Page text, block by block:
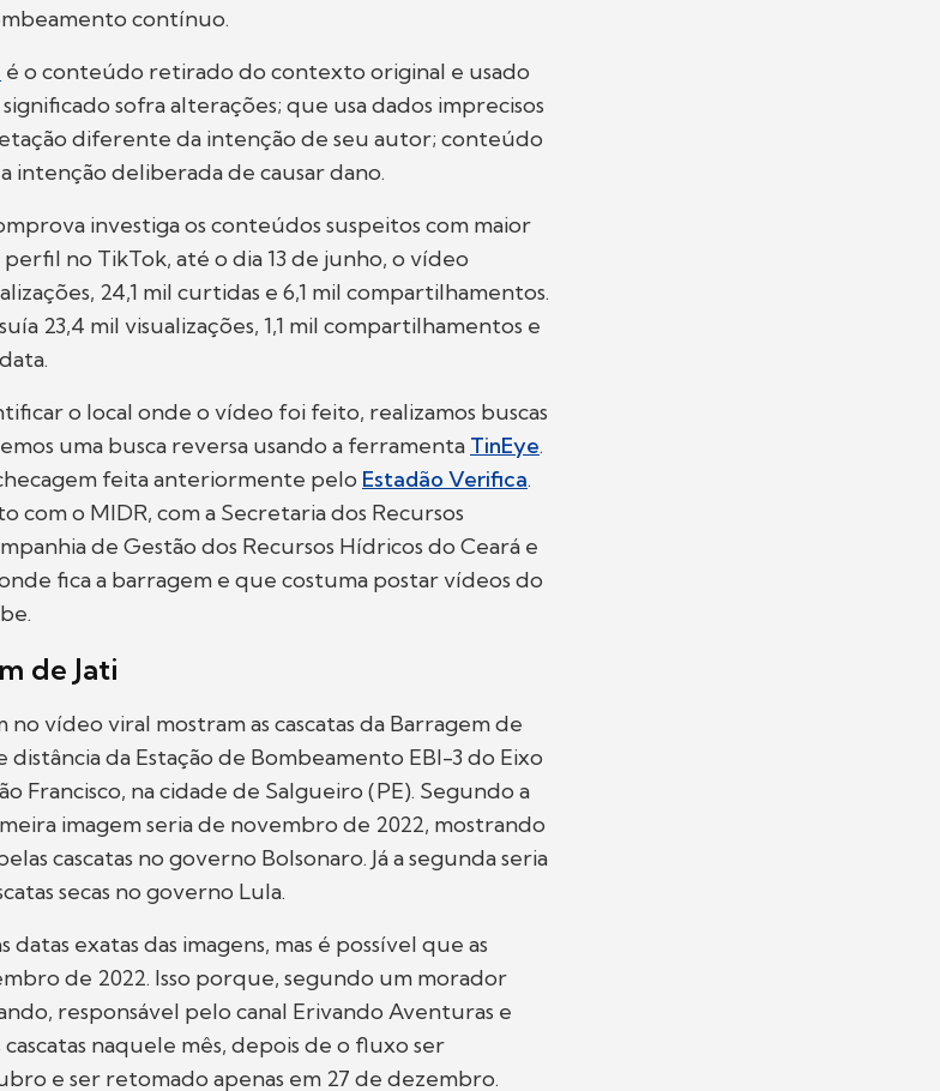
contínuo.
é o conteúdo retirado do contexto original e usado
sofra alterações; que usa dados imprecisos
diferente da intenção de seu autor; conteúdo
intenção deliberada de causar dano.
investiga os conteúdos suspeitos com maior
perfil no TikTok, até o dia 13 de junho, o vídeo
24,1 mil curtidas e 6,1 mil compartilhamentos.
23,4 mil visualizações, 1,1 mil compartilhamentos e
o local onde o vídeo foi feito, realizamos buscas
uma busca reversa usando a ferramenta TinEye.
feita anteriormente pelo Estadão Verifica.
com o MIDR, com a Secretaria dos Recursos
de Gestão dos Recursos Hídricos do Ceará e
fica a barragem e que costuma postar vídeos do
de Jati
no vídeo viral mostram as cascatas da Barragem de
distância da Estação de Bombeamento EBI-3 do Eixo
Francisco, na cidade de Salgueiro (PE). Segundo a
imagem seria de novembro de 2022, mostrando
cascatas no governo Bolsonaro. Já a segunda seria
secas no governo Lula.
exatas das imagens, mas é possível que as
de 2022. Isso porque, segundo um morador
responsável pelo canal Erivando Aventuras e
cascatas naquele mês, depois de o fluxo ser
e ser retomado apenas em 27 de dezembro.